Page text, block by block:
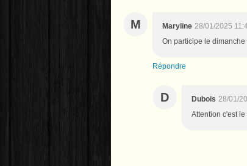
M Maryline 28/01/2025
On participe le
Répondre
D Dubois 28/01/
Attention c'est